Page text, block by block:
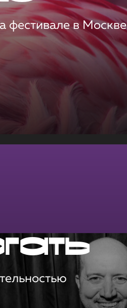
фестивале в Москве